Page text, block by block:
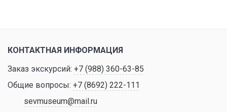
КОНТАКТНАЯ ИНФОРМАЦИЯ
Заказ экскурсий: +7 (988) 360-63-85
Общие вопросы: +7 (8692) 222-111
sevmuseum@mail.ru